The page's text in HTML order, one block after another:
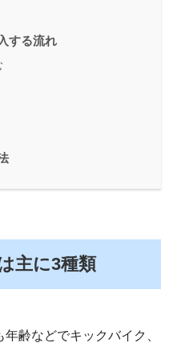
する流れ
主に3種類
齢などでキックバイク、